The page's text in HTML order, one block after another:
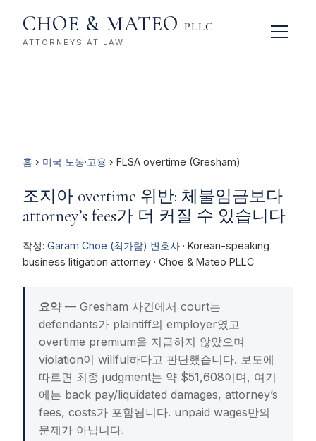
CHOE & MATEO PLLC
ATTORNEYS AT LAW
홈 › 미국 노동·고용 › FLSA overtime (Gresham)
조지아 overtime 위반: 체불임금보다
attorney’s fees가 더 커질 수 있습니다
작성: Garam Choe (최가람) 변호사 · Korean-speaking
business litigation attorney · Choe & Mateo PLLC
요약— Gresham 사건에서 court는
defendants가 plaintiff의 employer였고
overtime premium을 지급하지 않았으며
violation이 willful하다고 판단했습니다. 보도에
따르면 최종 judgment는 약 $51,608이며, 여기
에는 back pay/liquidated damages, attorney’s
fees, costs가 포함됩니다. unpaid wages만의
문제가 아닙니다.